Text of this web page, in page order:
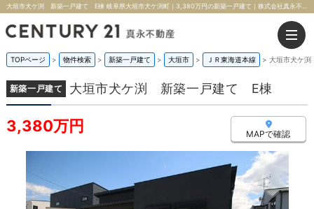
TOPページ > 物件検索 > 新築一戸建て > 大垣市 > ＪＲ東海道本線 > 大垣市犬ケ
新築一戸建て 大垣市犬ケ渕 新築一戸建て E棟
3,380万円 MAPで確認